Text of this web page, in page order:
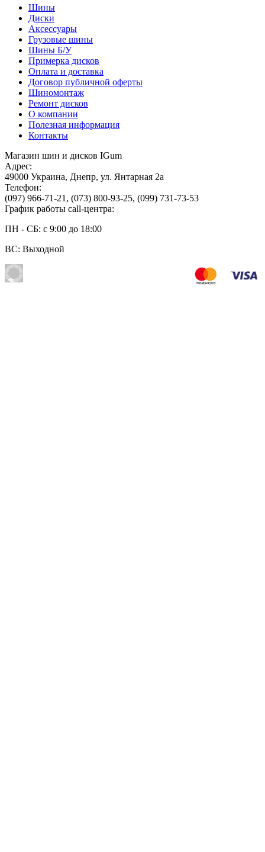
Шины
Диски
Аксессуары
Грузовые шины
Шины Б/У
Примерка дисков
Оплата и доставка
Договор публичной оферты
Шиномонтаж
Ремонт дисков
О компании
Полезная информация
Контакты
Магазин шин и дисков IGum
Адрес:
49000 Украина, Днепр, ул. Янтарная 2а
Телефон:
(097) 966-71-21 , (073) 800-93-25, (099) 731-73-53
График работы call-центра:
ПН - СБ: с 9:00 до 18:00
ВС: Выходной